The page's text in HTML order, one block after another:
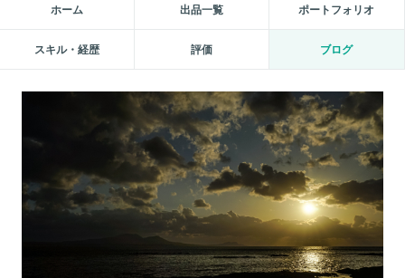
ホーム 出品一覧 ポートフォリオ
スキル・経歴 評価 ブログ